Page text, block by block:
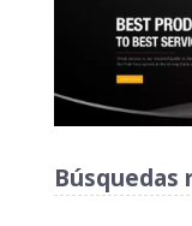
Búsquedas